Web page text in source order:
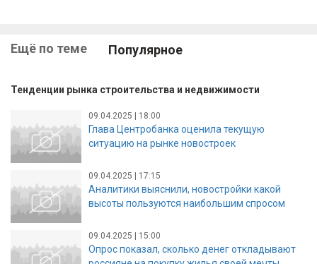
Ещё по теме Популярное
Тенденции рынка строительства и недвижимости
09.04.2025 | 18:00
Глава Центробанка оценила текущую
ситуацию на рынке новостроек
09.04.2025 | 17:15
Аналитики выяснили, новостройки какой
высоты пользуются наибольшим спросом
09.04.2025 | 15:00
Опрос показал, сколько денег откладывают